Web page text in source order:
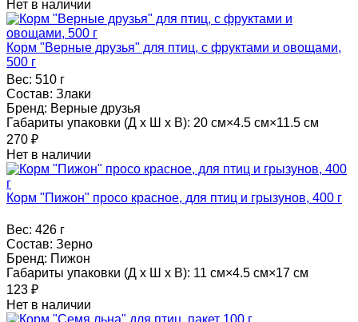
Нет в наличии
Корм "Верные друзья" для птиц, с фруктами и овощами,
500 г
Вес: 510 г
Состав: Злаки
Бренд: Верные друзья
Габариты упаковки (Д х Ш х В): 20 см×4.5 см×11.5 см
270 ₽
Нет в наличии
Корм "Пижон" просо красное, для птиц и грызунов, 400 г
Вес: 426 г
Состав: Зерно
Бренд: Пижон
Габариты упаковки (Д х Ш х В): 11 см×4.5 см×17 см
123 ₽
Нет в наличии